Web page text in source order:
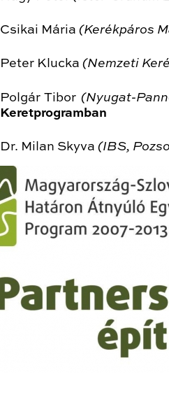
Csikai Mária (Kerékpáros
Peter Klucka (Nemzeti
Polgár Tibor (Nyugat-
Keretprogramban
Dr. Milan Skyva (IBS,